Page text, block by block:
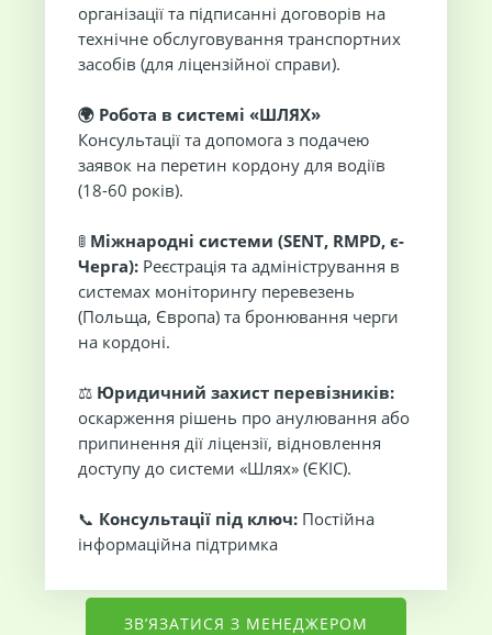
організації та підписанні договорів на
технічне обслуговування транспортних
засобів (для ліцензійної справи).
🌍 Робота в системі «ШЛЯХ»
Консультації та допомога з подачею
заявок на перетин кордону для водіїв
(18-60 років).
🚦 Міжнародні системи (SENT, RMPD, є-
Черга): Реєстрація та адміністрування в
системах моніторингу перевезень
(Польща, Європа) та бронювання черги
на кордоні.
⚖️ Юридичний захист перевізників:
оскарження рішень про анулювання або
припинення дії ліцензії, відновлення
доступу до системи «Шлях» (ЄКІС).
📞 Консультації під ключ: Постійна
інформаційна підтримка
ЗВ’ЯЗАТИСЯ З МЕНЕДЖЕРОМ